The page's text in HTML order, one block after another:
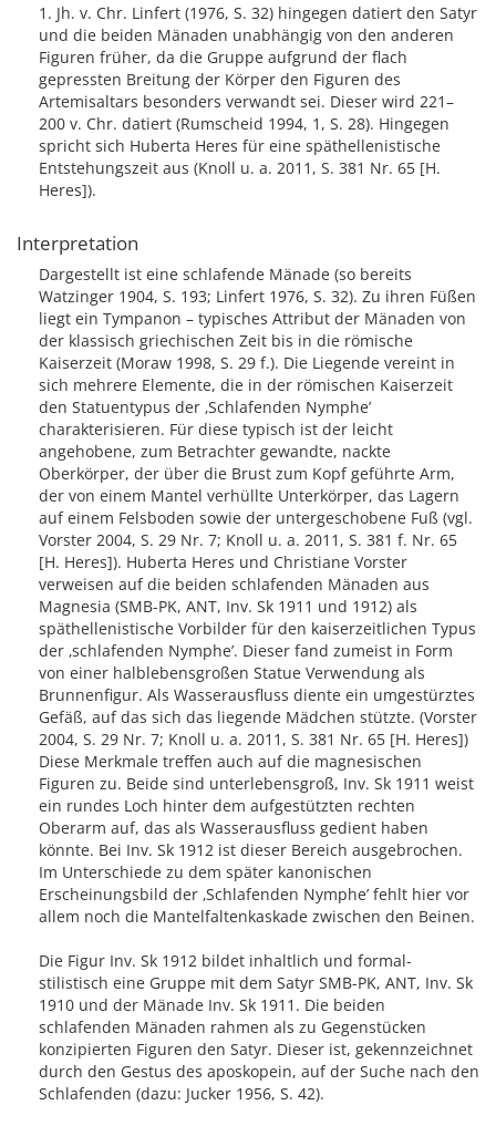
1. Jh. v. Chr. Linfert (1976, S. 32) hingegen datiert den Satyr
und die beiden Mänaden unabhängig von den anderen
Figuren früher, da die Gruppe aufgrund der flach
gepressten Breitung der Körper den Figuren des
Artemisaltars besonders verwandt sei. Dieser wird 221–
200 v. Chr. datiert (Rumscheid 1994, 1, S. 28). Hingegen
spricht sich Huberta Heres für eine späthellenistische
Entstehungszeit aus (Knoll u. a. 2011, S. 381 Nr. 65 [H.
Heres]).
Interpretation
Dargestellt ist eine schlafende Mänade (so bereits
Watzinger 1904, S. 193; Linfert 1976, S. 32). Zu ihren Füßen
liegt ein Tympanon – typisches Attribut der Mänaden von
der klassisch griechischen Zeit bis in die römische
Kaiserzeit (Moraw 1998, S. 29 f.). Die Liegende vereint in
sich mehrere Elemente, die in der römischen Kaiserzeit
den Statuentypus der ‚Schlafenden Nymphe’
charakterisieren. Für diese typisch ist der leicht
angehobene, zum Betrachter gewandte, nackte
Oberkörper, der über die Brust zum Kopf geführte Arm,
der von einem Mantel verhüllte Unterkörper, das Lagern
auf einem Felsboden sowie der untergeschobene Fuß (vgl.
Vorster 2004, S. 29 Nr. 7; Knoll u. a. 2011, S. 381 f. Nr. 65
[H. Heres]). Huberta Heres und Christiane Vorster
verweisen auf die beiden schlafenden Mänaden aus
Magnesia (SMB-PK, ANT, Inv. Sk 1911 und 1912) als
späthellenistische Vorbilder für den kaiserzeitlichen Typus
der ‚schlafenden Nymphe’. Dieser fand zumeist in Form
von einer halblebensgroßen Statue Verwendung als
Brunnenfigur. Als Wasserausfluss diente ein umgestürztes
Gefäß, auf das sich das liegende Mädchen stützte. (Vorster
2004, S. 29 Nr. 7; Knoll u. a. 2011, S. 381 Nr. 65 [H. Heres])
Diese Merkmale treffen auch auf die magnesischen
Figuren zu. Beide sind unterlebensgroß, Inv. Sk 1911 weist
ein rundes Loch hinter dem aufgestützten rechten
Oberarm auf, das als Wasserausfluss gedient haben
könnte. Bei Inv. Sk 1912 ist dieser Bereich ausgebrochen.
Im Unterschiede zu dem später kanonischen
Erscheinungsbild der ‚Schlafenden Nymphe’ fehlt hier vor
allem noch die Mantelfaltenkaskade zwischen den Beinen.
Die Figur Inv. Sk 1912 bildet inhaltlich und formal-
stilistisch eine Gruppe mit dem Satyr SMB-PK, ANT, Inv. Sk
1910 und der Mänade Inv. Sk 1911. Die beiden
schlafenden Mänaden rahmen als zu Gegenstücken
konzipierten Figuren den Satyr. Dieser ist, gekennzeichnet
durch den Gestus des aposkopein, auf der Suche nach den
Schlafenden (dazu: Jucker 1956, S. 42).